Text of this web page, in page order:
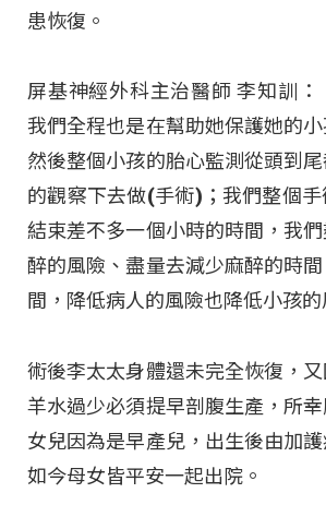
患恢復。
屏基神經外科主治醫師 李知訓：
我們全程也是在幫助她保護她的小
然後整個小孩的胎心監測從頭到
的觀察下去做(手術)；我們整個
結束差不多一個小時的時間，我
醉的風險、盡量去減少麻醉的時
間，降低病人的風險也降低小孩的
術後李太太身體還未完全恢復，
羊水過少必須提早剖腹生產，所幸
女兒因為是早產兒，出生後由加護
如今母女皆平安一起出院。